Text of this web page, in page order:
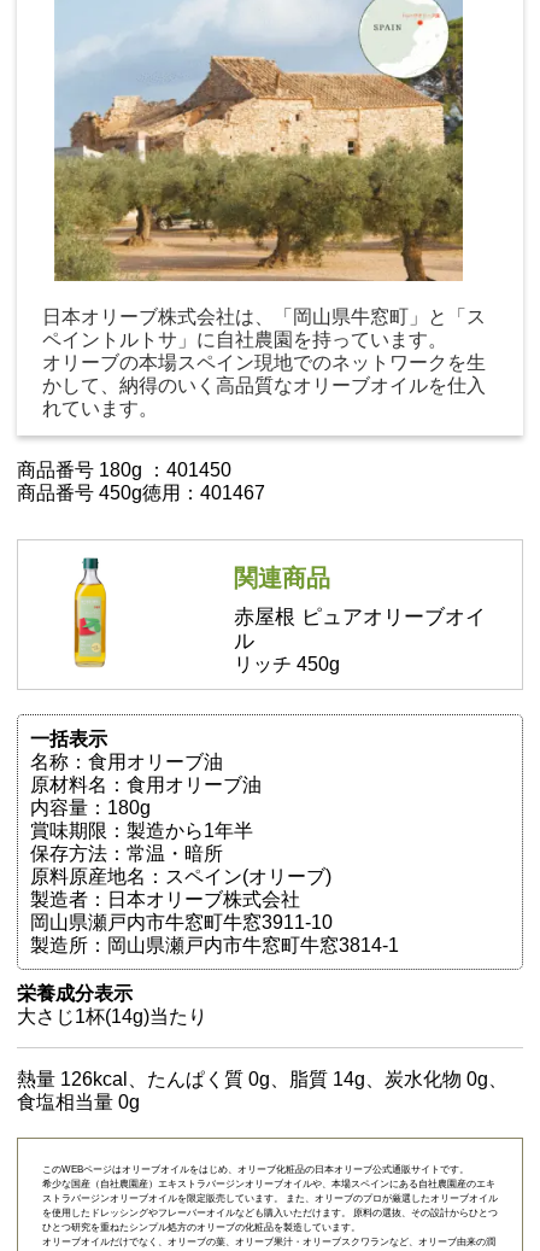
日本オリーブ株式会社は、「岡山県牛窓町」と「ス
ペイントルトサ」に自社農園を持っています。
オリーブの本場スペイン現地でのネットワークを生
かして、納得のいく高品質なオリーブオイルを仕入
れています。
商品番号 180g ：401450
商品番号 450g徳用：401467
関連商品
赤屋根 ピュアオリーブオイ
ル
リッチ 450g
一括表示
名称：食用オリーブ油
原材料名：食用オリーブ油
内容量：180g
賞味期限：製造から1年半
保存方法：常温・暗所
原料原産地名：スペイン(オリーブ)
製造者：日本オリーブ株式会社
岡山県瀬戸内市牛窓町牛窓3911-10
製造所：岡山県瀬戸内市牛窓町牛窓3814-1
栄養成分表示
大さじ1杯(14g)当たり
熱量 126kcal、たんぱく質 0g、脂質 14g、炭水化物 0g、
食塩相当量 0g
このWEBページはオリーブオイルをはじめ、オリーブ化粧品の日本オリーブ公式通販サイトです。
希少な国産（自社農園産）エキストラバージンオリーブオイルや、本場スペインにある自社農園産のエキ
ストラバージンオリーブオイルを限定販売しています。 また、オリーブのプロが厳選したオリーブオイル
を使用したドレッシングやフレーバーオイルなども購入いただけます。 原料の選抜、その設計からひとつ
ひとつ研究を重ねたシンプル処方のオリーブの化粧品を製造しています。
オリーブオイルだけでなく、オリーブの葉、オリーブ果汁・オリーブスクワランなど、オリーブ由来の潤